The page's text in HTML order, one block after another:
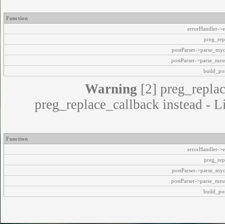
Function
errorHandler-
postParser-
postParser-
Warning [2]
preg_replace_callback instead -
Function
errorHandler-
postParser-
postParser-